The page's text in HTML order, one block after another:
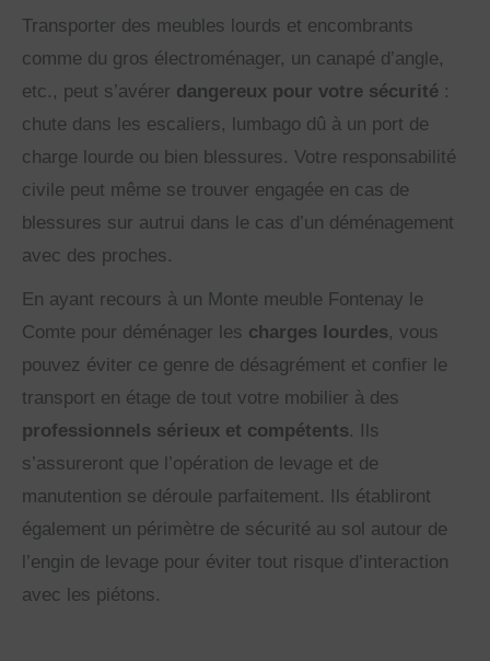
Transporter des meubles lourds et encombrants
comme du gros électroménager, un canapé d’angle,
etc., peut s’avérer dangereux pour votre sécurité :
chute dans les escaliers, lumbago dû à un port de
charge lourde ou bien blessures. Votre responsabilité
civile peut même se trouver engagée en cas de
blessures sur autrui dans le cas d’un déménagement
avec des proches.
En ayant recours à un Monte meuble Fontenay le
Comte pour déménager les charges lourdes, vous
pouvez éviter ce genre de désagrément et confier le
transport en étage de tout votre mobilier à des
professionnels sérieux et compétents. Ils
s’assureront que l’opération de levage et de
manutention se déroule parfaitement. Ils établiront
également un périmètre de sécurité au sol autour de
l’engin de levage pour éviter tout risque d’interaction
avec les piétons.